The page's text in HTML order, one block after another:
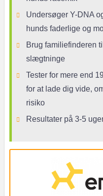
Undersøger Y-DNA
hunds faderlige og
Brug familiefinderen
slægtninge
Tester for mere end
for at lade dig vide,
risiko
Resultater på 3-5